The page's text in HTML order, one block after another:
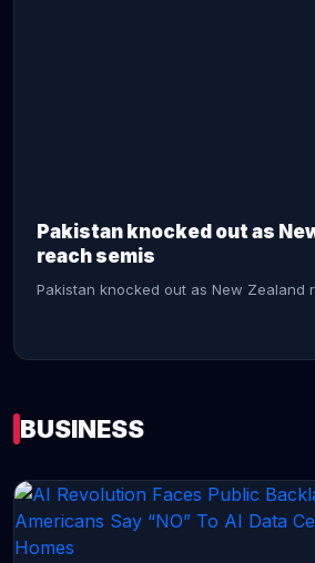
Pakistan knocked out as
reach semis
Pakistan knocked out as New Zealand
CONTINUE READING →
BUSINESS